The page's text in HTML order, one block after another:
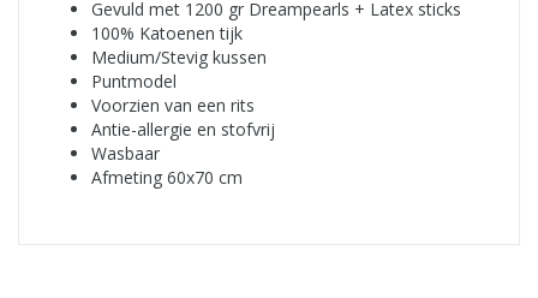
Gevuld met 1200 gr Dreampearls + Latex sticks
100% Katoenen tijk
Medium/Stevig kussen
Puntmodel
Voorzien van een rits
Antie-allergie en stofvrij
Wasbaar
Afmeting 60x70 cm